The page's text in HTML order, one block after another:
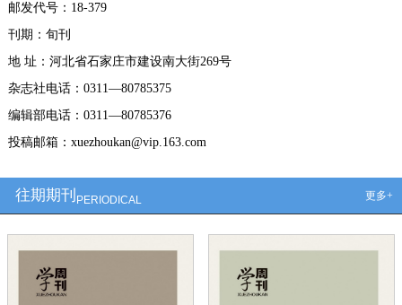
邮发代号：18-379
刊期：旬刊
地 址：河北省石家庄市建设南大街269号
杂志社电话：0311—80785375
编辑部电话：0311—80785376
投稿邮箱：xuezhoukan@vip.163.com
往期期刊 PERIODICAL 更多+